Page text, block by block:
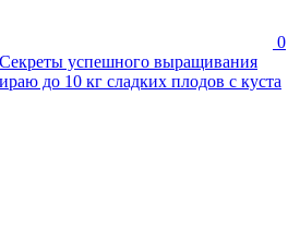
0
Секреты успешного выращивания
до 10 кг сладких плодов с куста